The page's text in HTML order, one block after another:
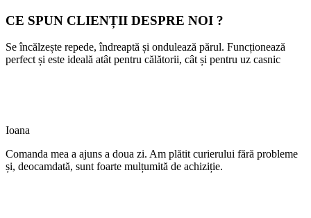
CE SPUN CLIENȚII DESPRE NOI ?
Se încălzește repede, îndreaptă și ondulează părul. Funcționează
perfect și este ideală atât pentru călătorii, cât și pentru uz casnic
Ioana
Comanda mea a ajuns a doua zi. Am plătit curierului fără probleme
și, deocamdată, sunt foarte mulțumită de achiziție.